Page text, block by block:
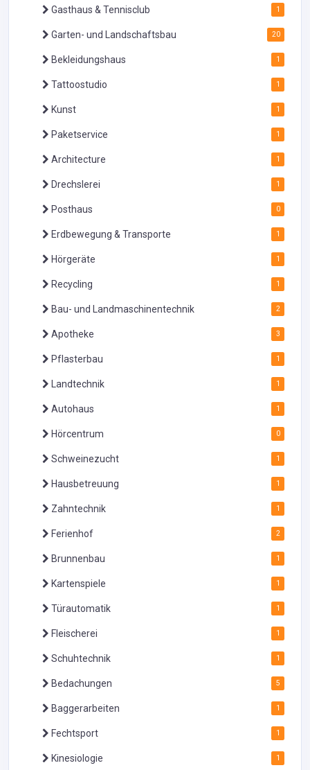
Gasthaus & Tennisclub 1
Garten- und Landschaftsbau 20
Bekleidungshaus 1
Tattoostudio 1
Kunst 1
Paketservice 1
Architecture 1
Drechslerei 1
Posthaus 0
Erdbewegung & Transporte 1
Hörgeräte 1
Recycling 1
Bau- und Landmaschinentechnik 2
Apotheke 3
Pflasterbau 1
Landtechnik 1
Autohaus 1
Hörcentrum 0
Schweinezucht 1
Hausbetreuung 1
Zahntechnik 1
Ferienhof 2
Brunnenbau 1
Kartenspiele 1
Türautomatik 1
Fleischerei 1
Schuhtechnik 1
Bedachungen 5
Baggerarbeiten 1
Fechtsport 1
Kinesiologie 1